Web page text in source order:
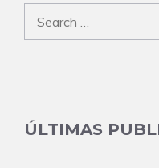
Search
for:
ÚLTIMAS